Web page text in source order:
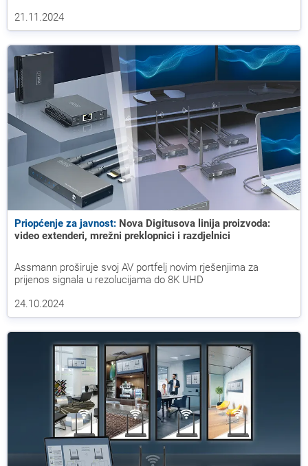
21.11.2024
Priopćenje za javnost: Nova Digitusova linija proizvoda:
video extenderi, mrežni preklopnici i razdjelnici
Assmann proširuje svoj AV portfelj novim rješenjima za
prijenos signala u rezolucijama do 8K UHD
24.10.2024